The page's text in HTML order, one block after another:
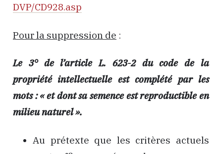
DVP/CD928.asp
Pour la suppression de :
Le 3° de l’article L. 623-2 du code de la
propriété intellectuelle est complété par les
mots : « et dont sa semence est reproductible en
milieu naturel ».
Au prétexte que les critères actuels